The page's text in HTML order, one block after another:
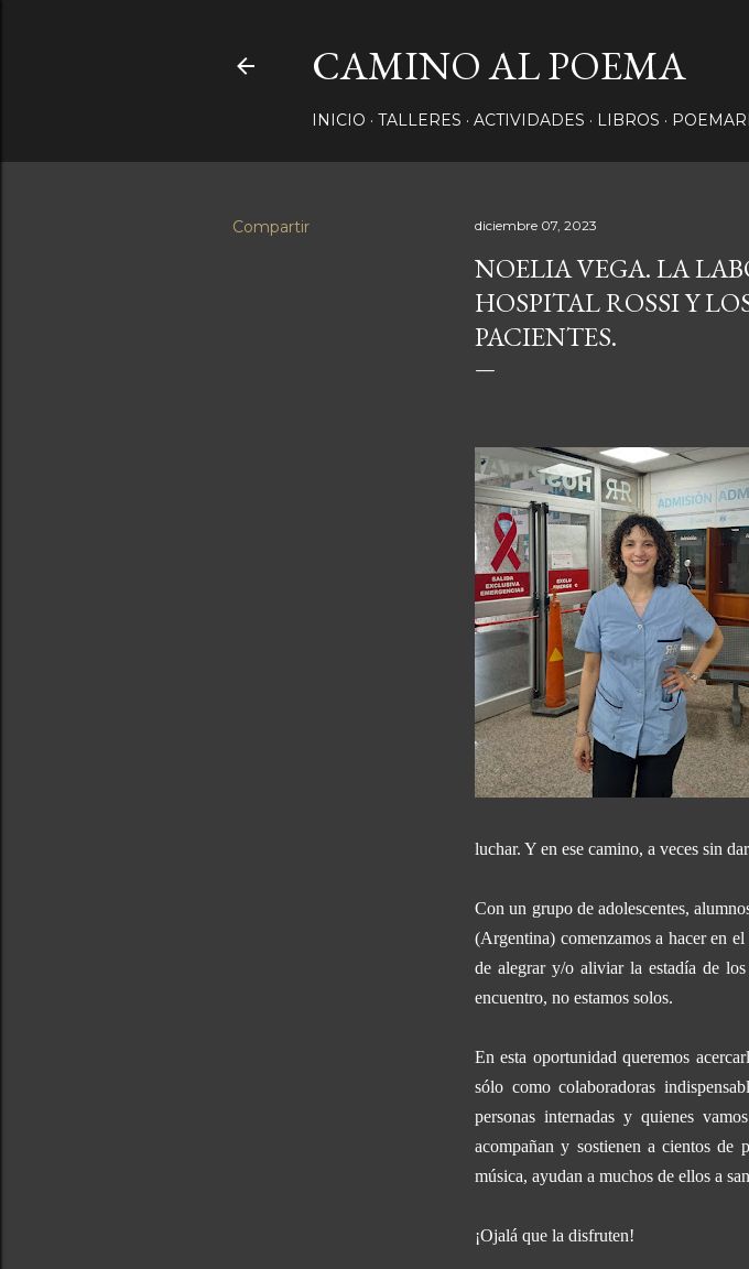
CAMINO AL POEMA
INICIO TALLERES ACTIVIDADES LIBROS
Compartir diciembre 07, 2023
NOELIA VEGA. LA
HOSPITAL ROSSI Y
PACIENTES.
luchar. Y en ese camino, a veces sin
Con un grupo de adolescentes,
(Argentina) comenzamos a hacer en
de alegrar y/o aliviar la estadía de
encuentro, no estamos solos.
En esta oportunidad queremos
sólo como colaboradoras
personas internadas y quienes
acompañan y sostienen a cientos de
música, ayudan a muchos de ellos a
¡Ojalá que la disfruten!